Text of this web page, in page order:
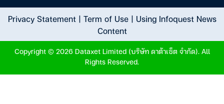
Privacy Statement| Term of Use| Using Infoquest News
Content
Copyright © 2026 Dataxet Limited (บริษัท ดาต้าเซ็ต จำกัด). All
Rights Reserved.